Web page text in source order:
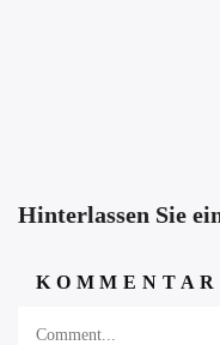
Hinterlassen Sie
KOMMENTAR